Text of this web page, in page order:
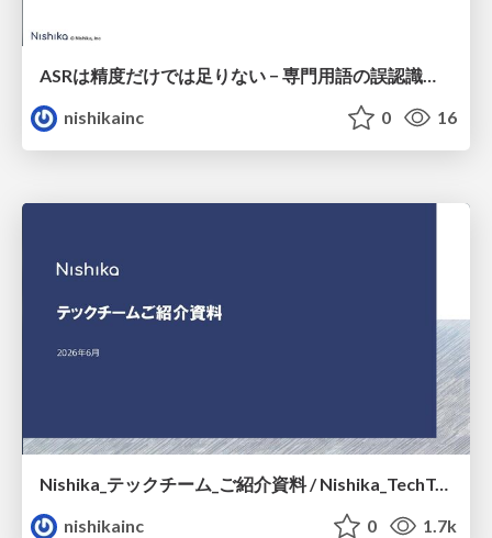
ASRは精度だけでは足りない − 専門用語の誤認識にどう向き合うか
nishikainc
0 16
Nishika_テックチーム_ご紹介資料 / Nishika_TechTeam_Introduction
nishikainc
0 1.7k